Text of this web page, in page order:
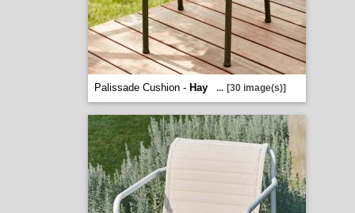
Palissade Cushion - Hay ... [30 image(s)]